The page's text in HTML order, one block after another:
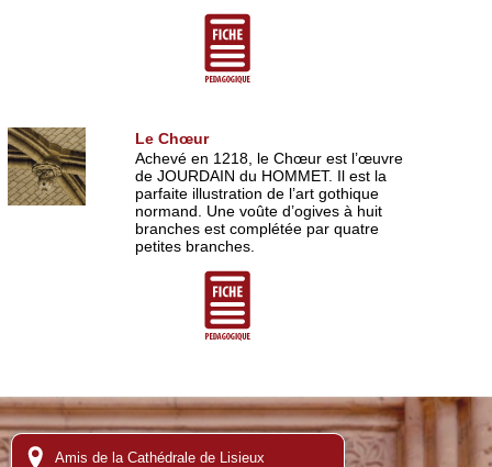
Le Chœur
Achevé en 1218, le Chœur est l’œuvre
de JOURDAIN du HOMMET. Il est la
parfaite illustration de l’art gothique
normand. Une voûte d’ogives à huit
branches est complétée par quatre
petites branches.
Amis de la Cathédrale de Lisieux